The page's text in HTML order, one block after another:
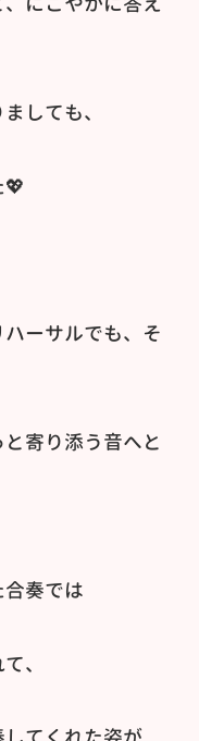
しても、
ーサルでも、そ
寄り添う音へと
奏では
、